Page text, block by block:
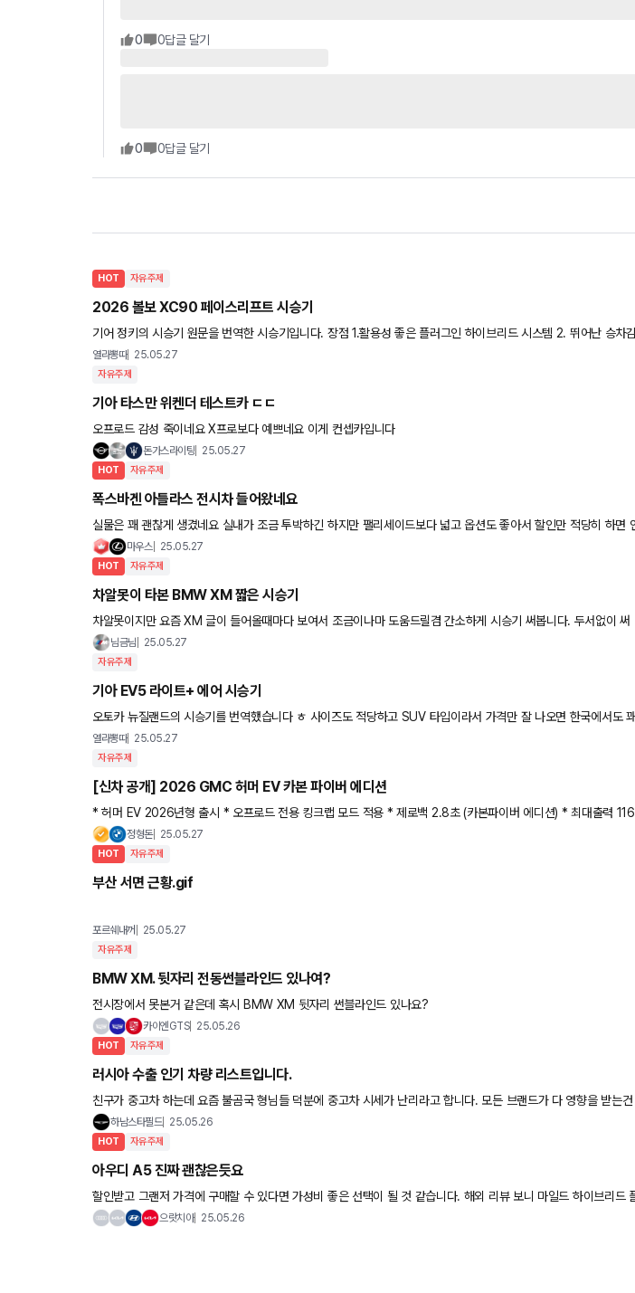
0 0답글 달기
0 0답글 달기
HOT 자유주제
2026 볼보 XC90 페이스리프트 시승기
기어 정키의 시승기 원문을 번역한 시승기입니다. 장점 1.활용성 좋은 플러그인 하이브리드 시스템 2. 뛰어난 승차감
의 에어 서스펜션 3. 인상적인 인포테인먼트 시스템 4. 더욱 정숙해진 실내
열라뽕따 25.05.27
자유주제
기아 타스만 위켄더 테스트카 ㄷㄷ
오프로드 감성 죽이네요 X프로보다 예쁘네요 이게 컨셉카입니다
돈가스라이팅 25.05.27
HOT 자유주제
폭스바겐 아틀라스 전시차 들어왔네요
실물은 꽤 괜찮게 생겼네요 실내가 조금 투박하긴 하지만 팰리세이드보다 넓고 옵션도 좋아서 할인만 적당히 하면 인
기 많을 거 같습니다 사진은 폭스바겐 딜러님 블로그에서 퍼왔습니다
마우스 25.05.27
HOT 자유주제
차알못이 타본 BMW XM 짧은 시승기
차알못이지만 요즘 XM 글이 들어올때마다 보여서 조금이나마 도움드릴겸 간소하게 시승기 써봅니다. 두서없이 써
님금님 25.05.27
자유주제
기아 EV5 라이트+ 에어 시승기
오토카 뉴질랜드의 시승기를 번역했습니다 ㅎ 사이즈도 적당하고 SUV 타입이라서 가격만 잘 나오면 한국에서도 꽤
열라뽕따 25.05.27
자유주제
[신차 공개] 2026 GMC 허머 EV 카본 파이버 에디션
* 허머 EV 2026년형 출시 * 오프로드 전용 킹크랩 모드 적용 * 제로백 2.8초 (카본파이버 에디션) * 최대출력 116
정형돈 25.05.27
HOT 자유주제
부산 서면 근황.gif
포르쉐내꺼 25.05.27
자유주제
BMW XM. 뒷자리 전동썬블라인드 있나여?
전시장에서 못본거 같은데 혹시 BMW XM 뒷자리 썬블라인드 있나요?
카이엔GTS 25.05.26
HOT 자유주제
러시아 수출 인기 차량 리스트입니다.
친구가 중고차 하는데 요즘 불곰국 형님들 덕분에 중고차 시세가 난리라고 합니다. 모든 브랜드가 다 영향을 받는건 아니고 일부 차종들
하남스타필드 25.05.26
HOT 자유주제
아우디 A5 진짜 괜찮은듯요
할인받고 그랜저 가격에 구매할 수 있다면 가성비 좋은 선택이 될 것 같습니다. 해외 리뷰 보니 마일드 하이브리드 플
러스가 거희 풀하이브리드 처럼 작동하던데, 디젤 단점인 정차 시 소음 진동을 어느
으랏치아 25.05.26